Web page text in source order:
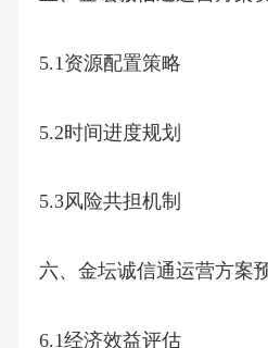
5.1资源配置策略
5.2时间进度规划
5.3风险共担机制
六、金坛诚信通运营方案
6.1经济效益评估